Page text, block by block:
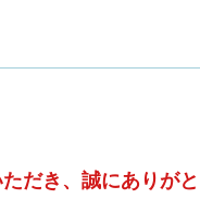
だき、誠にありがと